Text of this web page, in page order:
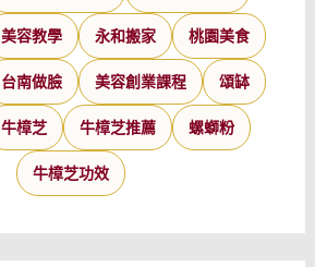
美容教學 永和搬家 桃園美食
台南做臉 美容創業課程 頌缽
牛樟芝 牛樟芝推薦 螺螄粉
牛樟芝功效